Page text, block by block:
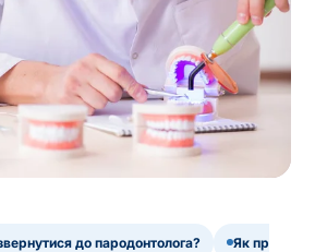
до пародонтолога? Як